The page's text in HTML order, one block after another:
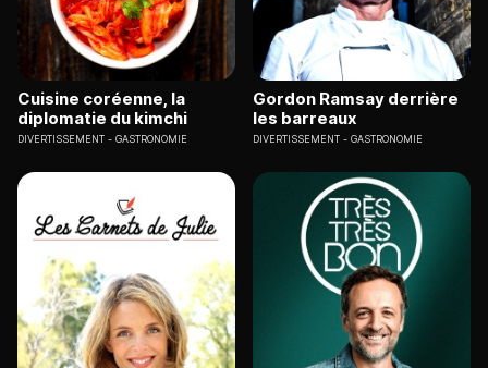
Cuisine coréenne, la
diplomatie du kimchi
DIVERTISSEMENT GASTRONOMIE
Gordon Ramsay derrière
les barreaux
DIVERTISSEMENT GASTRONOMIE